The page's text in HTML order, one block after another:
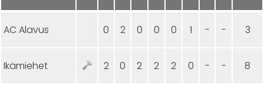
AC Alavus 0 2 0 0 0 1 - - 3
Ikämiehet 2 0 2 2 2 0 - - 8